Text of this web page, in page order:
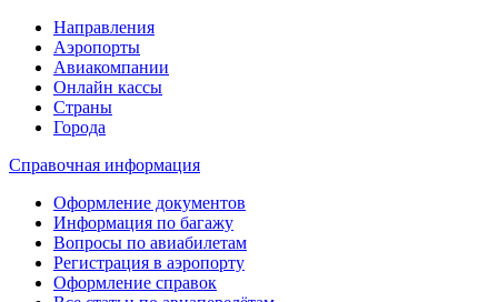
Направления
Аэропорты
Авиакомпании
Онлайн кассы
Страны
Города
Справочная информация
Оформление документов
Информация по багажу
Вопросы по авиабилетам
Регистрация в аэропорту
Оформление справок